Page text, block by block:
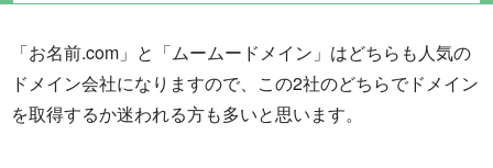
「お名前.com」と「ムームードメイン」はどちらも人気の
ドメイン会社になりますので、この2社のどちらでドメイン
を取得するか迷われる方も多いと思います。